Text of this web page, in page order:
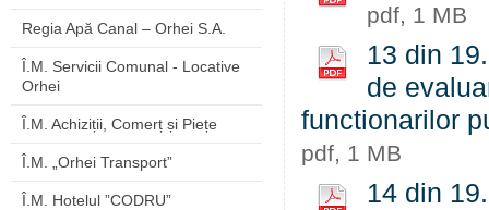
Regia Apă Canal – Orhei S.A.
Î.M. Servicii Comunal - Locative
Orhei
Î.M. Achiziții, Comerț și Piețe
Î.M. „Orhei Transport”
Î.M. Hotelul ”CODRU”
pdf, 1 MB
13 din
de
functionarilor
pdf, 1 MB
14 din